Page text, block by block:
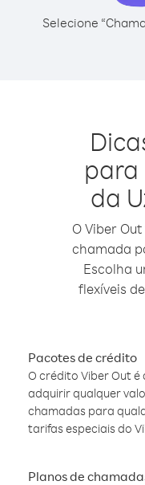
Selecione
para
da
O Viber
chamada
Escolha
flexíveis
Pacotes de crédito
O crédito Viber Out
adquirir qualquer
chamadas para
tarifas especiais do
Planos de